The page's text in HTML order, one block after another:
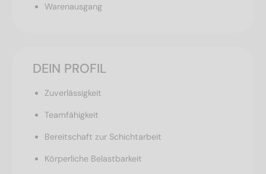
Warenausgang
DEIN PROFIL
Zuverlässigkeit
Teamfähigkeit
Bereitschaft zur Schichtarbeit
Körperliche Belastbarkeit